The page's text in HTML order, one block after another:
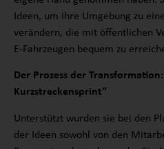
Ideen, um ihre Umgebung zu
verändern, die mit öffentlichen
E-Fahrzeugen bequem zu
Der Prozess der
Kurzstreckensprint“
Unterstützt wurden sie bei den
der Ideen sowohl von den